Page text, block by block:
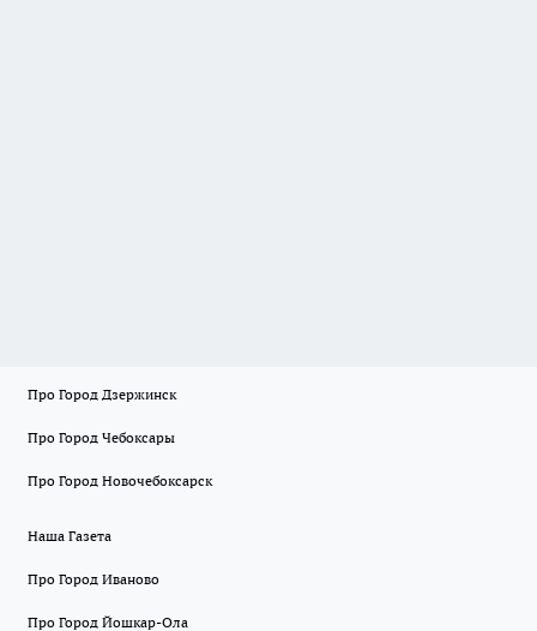
Про Город Дзержинск
Про Город Чебоксары
Про Город Новочебоксарск
Наша Газета
Про Город Иваново
Про Город Йошкар-Ола